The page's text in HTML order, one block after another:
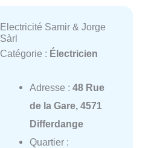
Electricité Samir & Jorge
Sàrl
Catégorie : Électricien
Adresse : 48 Rue
de la Gare, 4571
Differdange
Quartier :